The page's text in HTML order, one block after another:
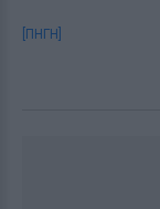
[ΠΗΓΗ]